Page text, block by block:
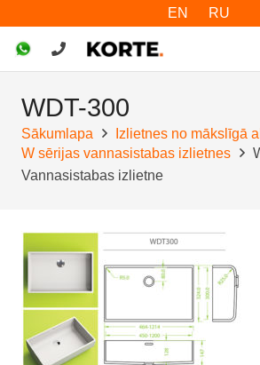
EN RU
WDT-300
Sākumlapa
Izlietnes no mākslīgā
W sērijas vannasistabas izlietnes
Vannasistabas izlietne